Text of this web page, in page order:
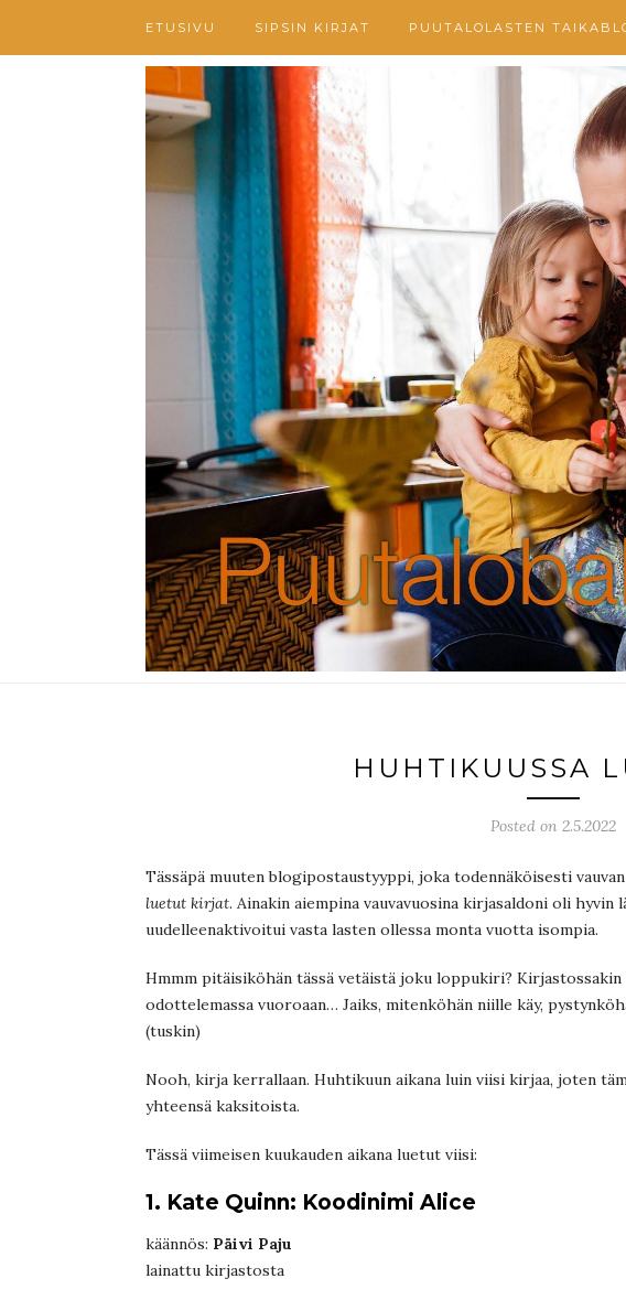
ETUSIVU SIPSIN KIRJAT PUUTALOLASTEN
HUHTIKUUSSA
Posted on 2.5.2022
Tässäpä muuten blogipostaustyyppi, joka todennäköisesti
luetut kirjat. Ainakin aiempina vauvavuosina kirjasaldoni oli hyvin
uudelleenaktivoitui vasta lasten ollessa monta vuotta isompia.
Hmmm pitäisiköhän tässä vetäistä joku loppukiri? Kirjastossakin
odottelemassa vuoroaan… Jaiks, mitenköhän niille käy,
(tuskin)
Nooh, kirja kerrallaan. Huhtikuun aikana luin viisi kirjaa, joten
yhteensä kaksitoista.
Tässä viimeisen kuukauden aikana luetut viisi:
1. Kate Quinn: Koodinimi Alice
käännös: Päivi Paju
lainattu kirjastosta